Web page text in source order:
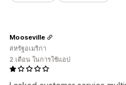
Mooseville
สหรัฐอเมริกา
2 เดือน ในการใช้แอป